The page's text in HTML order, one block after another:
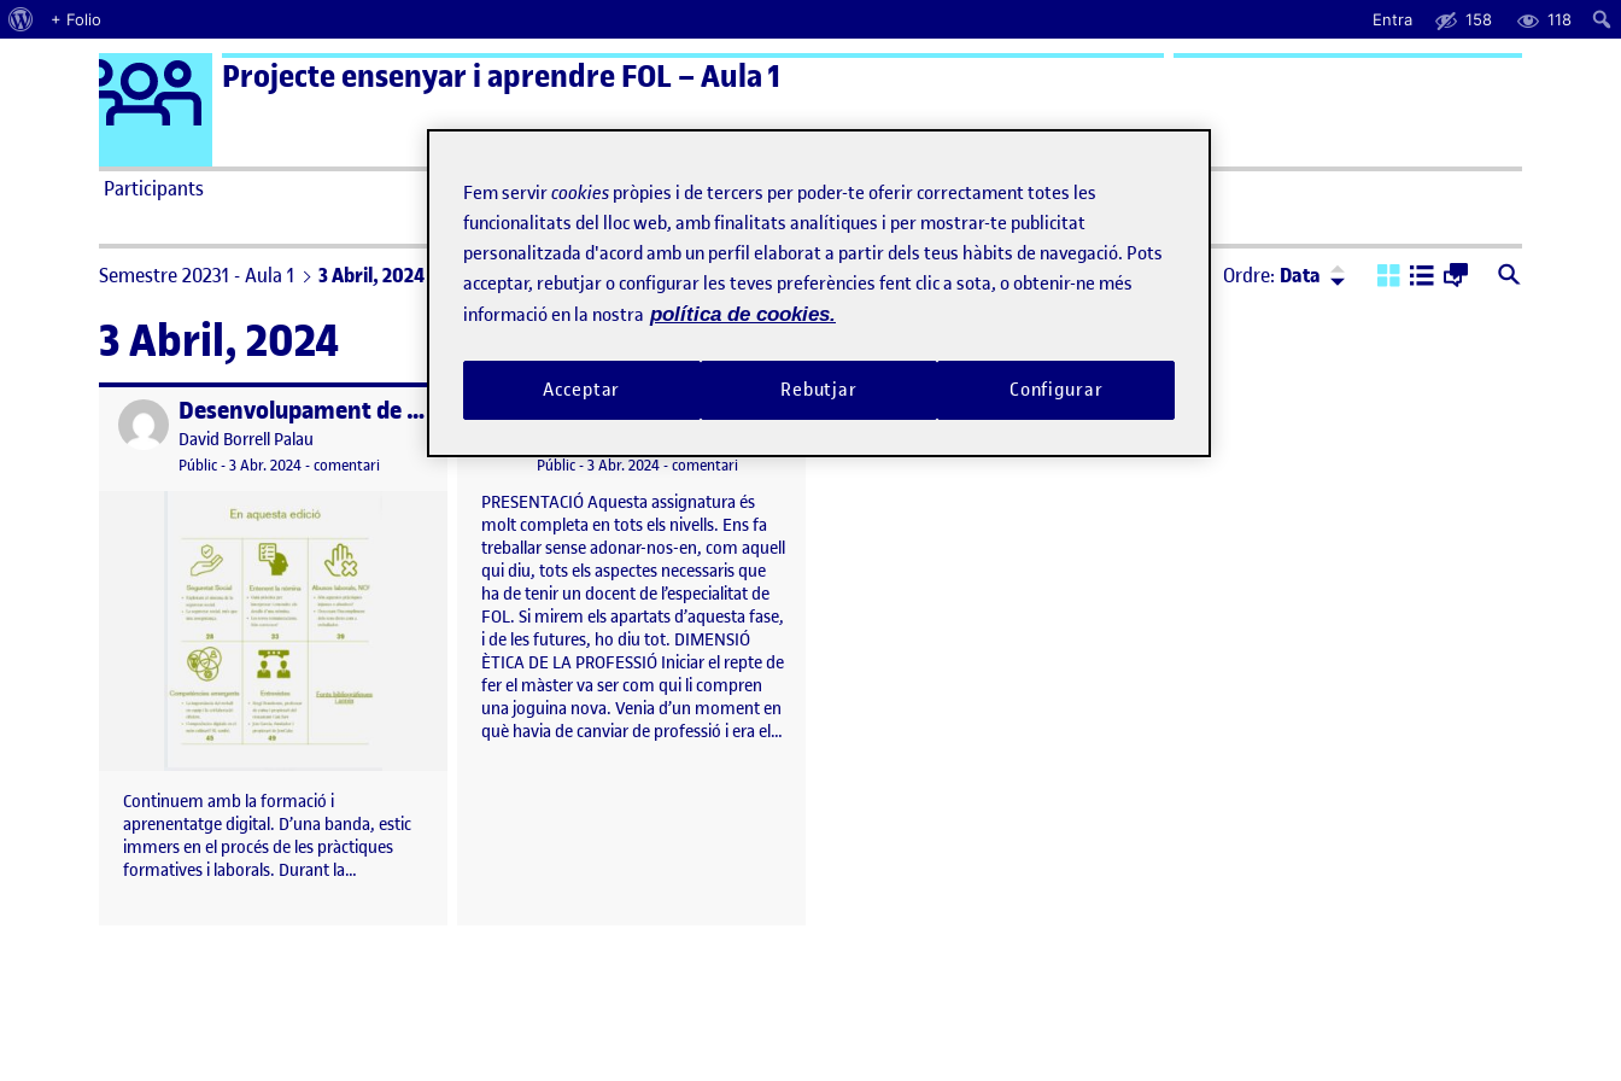
Quant al WordPress
+ Folio Entra 158 118
Saltar al contingut Logo Ágora
Projecte ensenyar i aprendre FOL – Aula 1
Participants ActiFolios Ajuda
Semestre 20231 - Aula 1 3 Abril, 2024 Ordre: Data Ordre: Descendent
3 Abril, 2024
Publicat per Desenvolupament de la revista: competència digital
Publicat per
David Borrell Palau
Visibilitat:
Públic-Data de publicació
3 Abr. 20243 maig, 2024 12:21 pm
-comentariel Desenvolupament de la revista: competència digital
Continuem amb la formació i
aprenentatge digital. D’una banda, estic
immers en el procés de les pràctiques
formatives i laborals. Durant la…
FASE DISSENY
Visibilitat:
Públic-Data de publicació
3 Abr. 20242 maig, 2024 11:18 am
-comentariel FASE DISSENY
PRESENTACIÓ Aquesta assignatura és
molt completa en tots els nivells. Ens fa
treballar sense adonar-nos-en, com aquell
qui diu, tots els aspectes necessaris que
ha de tenir un docent de l’especialitat de
FOL. Si mirem els apartats d’aquesta fase,
i de les futures, ho diu tot. DIMENSIÓ
ÈTICA DE LA PROFESSIÓ Iniciar el repte de
fer el màster va ser com qui li compren
una joguina nova. Venia d’un moment en
què havia de canviar de professió i era el…
Fem servircookies pròpies i de tercers per poder-te oferir correctament totes les
funcionalitats del lloc web, amb finalitats analítiques i per mostrar-te publicitat
personalitzada d'acord amb un perfil elaborat a partir dels teus hàbits de navegació. Pots
acceptar, rebutjar o configurar les teves preferències fent clic a sota, o obtenir-ne més
informació en la nostra política de cookies.
Rebutjar
Acceptar Configurar